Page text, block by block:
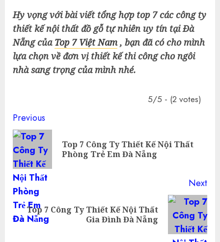
Hy vọng với bài viết tổng hợp top 7 các công ty
thiết kế nội thất đồ gỗ tự nhiên uy tín tại Đà
Nẵng của Top 7 Việt Nam , bạn đã có cho mình
lựa chọn về đơn vị thiết kế thi công cho ngôi
nhà sang trọng của mình nhé.
5/5 - (2 votes)
Continue
Reading
Previous
Top 7 Công Ty Thiết Kế Nội Thất
Phòng Trẻ Em Đà Nẵng
Next
Next
post:
Top 7 Công Ty Thiết Kế Nội Thất
Gia Đình Đà Nẵng